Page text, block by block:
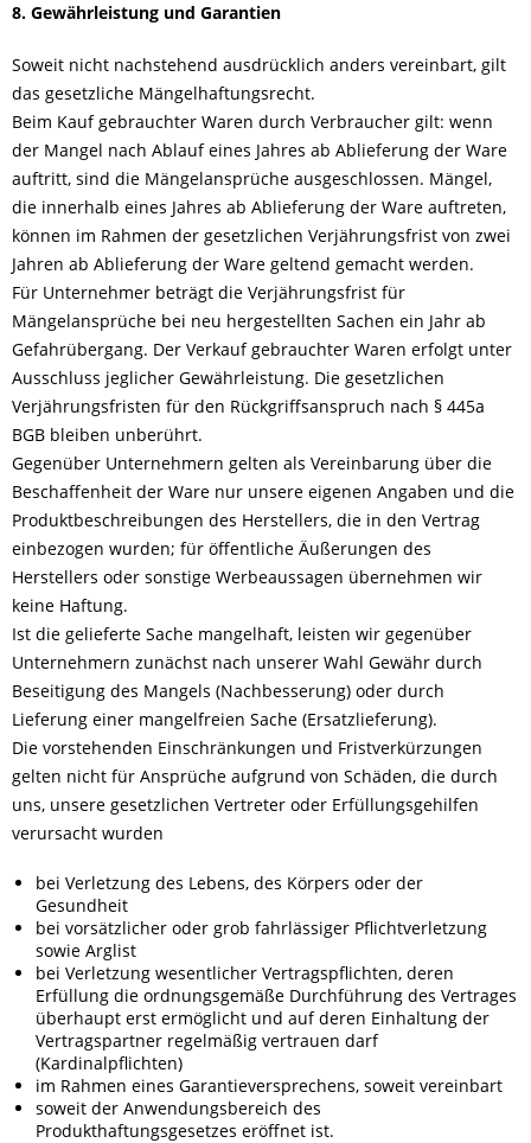
8. Gewährleistung und Garantien
Soweit nicht nachstehend ausdrücklich anders vereinbart, gilt
das gesetzliche Mängelhaftungsrecht.
Beim Kauf gebrauchter Waren durch Verbraucher gilt: wenn
der Mangel nach Ablauf eines Jahres ab Ablieferung der Ware
auftritt, sind die Mängelansprüche ausgeschlossen. Mängel,
die innerhalb eines Jahres ab Ablieferung der Ware auftreten,
können im Rahmen der gesetzlichen Verjährungsfrist von zwei
Jahren ab Ablieferung der Ware geltend gemacht werden.
Für Unternehmer beträgt die Verjährungsfrist für
Mängelansprüche bei neu hergestellten Sachen ein Jahr ab
Gefahrübergang. Der Verkauf gebrauchter Waren erfolgt unter
Ausschluss jeglicher Gewährleistung. Die gesetzlichen
Verjährungsfristen für den Rückgriffsanspruch nach § 445a
BGB bleiben unberührt.
Gegenüber Unternehmern gelten als Vereinbarung über die
Beschaffenheit der Ware nur unsere eigenen Angaben und die
Produktbeschreibungen des Herstellers, die in den Vertrag
einbezogen wurden; für öffentliche Äußerungen des
Herstellers oder sonstige Werbeaussagen übernehmen wir
keine Haftung.
Ist die gelieferte Sache mangelhaft, leisten wir gegenüber
Unternehmern zunächst nach unserer Wahl Gewähr durch
Beseitigung des Mangels (Nachbesserung) oder durch
Lieferung einer mangelfreien Sache (Ersatzlieferung).
Die vorstehenden Einschränkungen und Fristverkürzungen
gelten nicht für Ansprüche aufgrund von Schäden, die durch
uns, unsere gesetzlichen Vertreter oder Erfüllungsgehilfen
verursacht wurden
bei Verletzung des Lebens, des Körpers oder der
Gesundheit
bei vorsätzlicher oder grob fahrlässiger Pflichtverletzung
sowie Arglist
bei Verletzung wesentlicher Vertragspflichten, deren
Erfüllung die ordnungsgemäße Durchführung des Vertrages
überhaupt erst ermöglicht und auf deren Einhaltung der
Vertragspartner regelmäßig vertrauen darf
(Kardinalpflichten)
im Rahmen eines Garantieversprechens, soweit vereinbart
soweit der Anwendungsbereich des
Produkthaftungsgesetzes eröffnet ist.